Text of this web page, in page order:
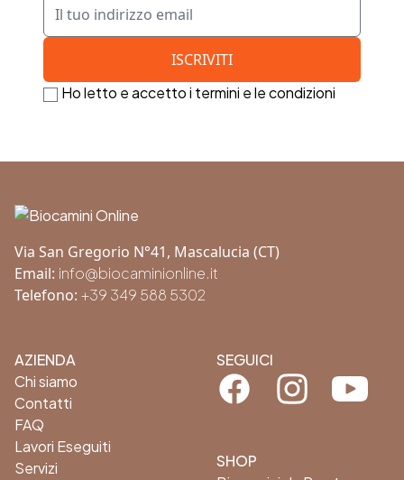
Ho letto e accetto i termini e le condizioni
Via San Gregorio N°41, Mascalucia (CT)
Email: info@biocaminionline.it
Telefono: +39 349 588 5302
AZIENDA
Chi siamo
Contatti
FAQ
Lavori Eseguiti
Servizi
SEGUICI
FacebookInstagramYoutube
SHOP